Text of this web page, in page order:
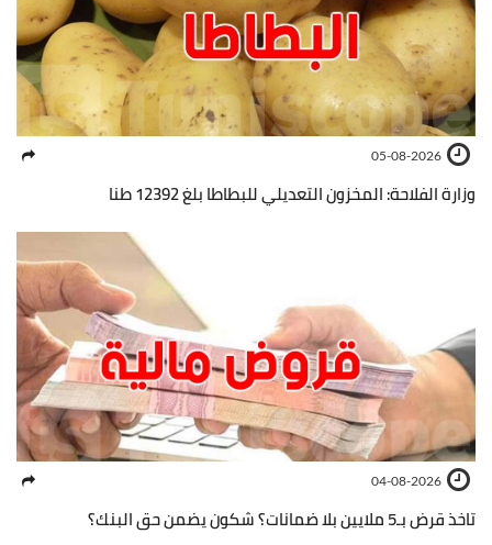
05-08-2026
وزارة الفلاحة: المخزون التعديلي للبطاطا بلغ 12392 طنا
04-08-2026
تاخذ قرض بـ5 ملايين بلا ضمانات؟ شكون يضمن حق البنك؟